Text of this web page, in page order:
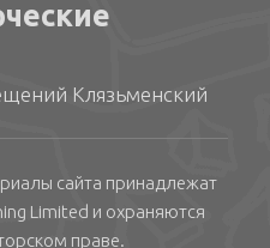
Клязьменский
сайта принадлежат
Limited и охраняются
праве.